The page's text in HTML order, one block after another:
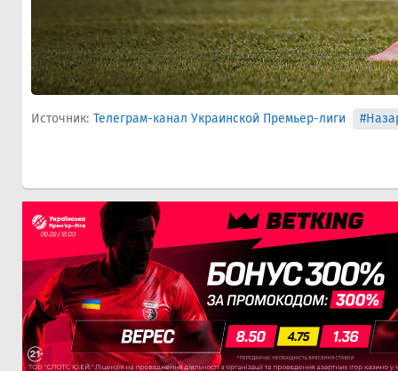
Источник: Телеграм-канал Украинской Премьер-лиги